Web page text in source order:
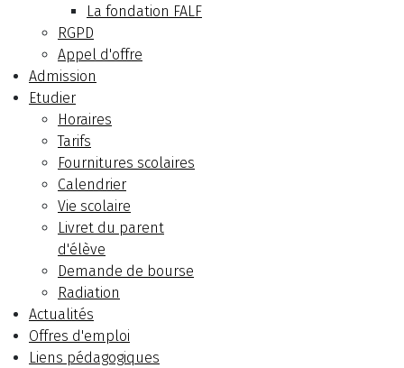
La fondation FALF
RGPD
Appel d'offre
Admission
Etudier
Horaires
Tarifs
Fournitures scolaires
Calendrier
Vie scolaire
Livret du parent
d'élève
Demande de bourse
Radiation
Actualités
Offres d'emploi
Liens pédagogiques